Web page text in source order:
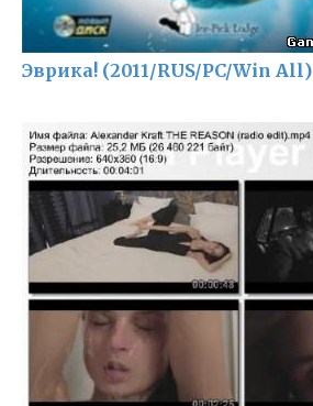
Эврика! (2011/RUS/PC/Win All)